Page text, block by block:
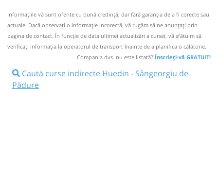
07:30 Huedin Centru Huedin
Microbuz: Oradea - Iasi
Afiseaza itinerariu
12:14 Sângeorgiu de Pădure
Statie Sangeorgiu
0749226971;0748136552 ;(Mobil) ;+4-0332-464.562 (Fix);
(Program rezervari 08:00-20:00)
Nu a circulat?Semnalați aici (un comentariu)
Pune poze din călătoria ta⤣
Informaţiile vă sunt oferite cu bună credinţă, dar fără garanţia de a fi corecte sau
actuale. Dacă observați o informaţie incorectă, vă rugăm să ne anunțați prin
pagina de contact. În funcție de data ultimei actualizări a cursei, vă sfătuim să
verificaţi informaţia la operatorul de transport înainte de a planifica o călătorie.
Compania dvs. nu este listată?Înscrieți-vă GRATUIT!
Caută curse indirecte Huedin - Sângeorgiu de
Pădure